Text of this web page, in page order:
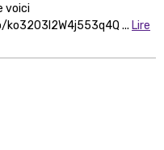
voici
... Lire